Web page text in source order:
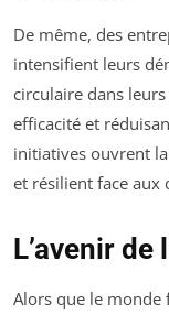
De même, des
intensifient leurs
circulaire dans
efficacité et
initiatives ouvrent
et résilient face aux
L’avenir
Alors que le monde